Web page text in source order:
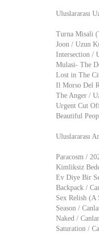
Uluslararası
Turna Misali
Joon / Uzun
Intersection /
Mulasi- The
Lost in The
Il Morso Del
The Anger /
Urgent Cut
Beautiful
Uluslararası
Paracosm /
Kimliksiz
Ev Diye Bir
Backpack /
Sex Relish (A
Season /
Naked /
Saturation /